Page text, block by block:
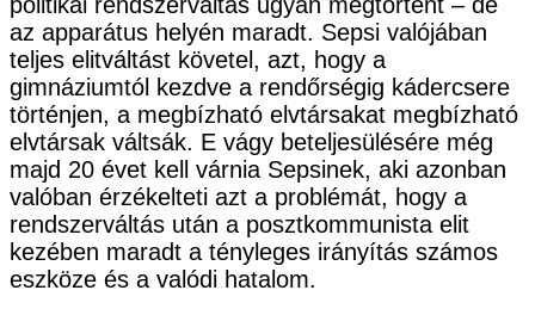
az apparátus helyén maradt. Sepsi valójában
teljes elitváltást követel, azt, hogy a
gimnáziumtól kezdve a rendőrségig kádercsere
történjen, a megbízható elvtársakat megbízható
elvtársak váltsák. E vágy beteljesülésére még
majd 20 évet kell várnia Sepsinek, aki azonban
valóban érzékelteti azt a problémát, hogy a
rendszerváltás után a posztkommunista elit
kezében maradt a tényleges irányítás számos
eszköze és a valódi hatalom.